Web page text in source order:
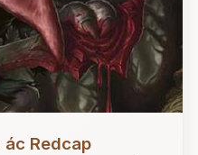
Redcap